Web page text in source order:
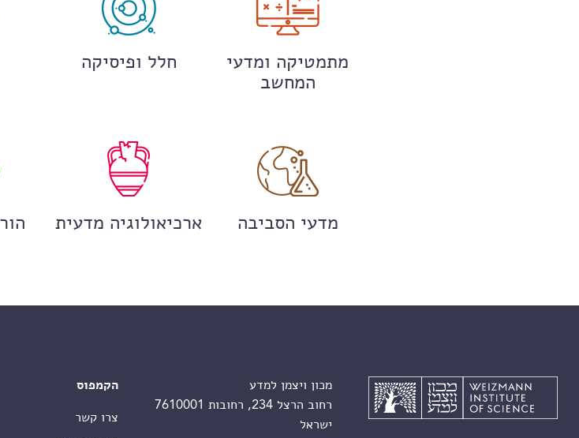
מתמטיקה ומדעי
המחשב
חלל ופיסיקה
מדעי הסביבה ארכיאולוגיה מדעית
מכון ויצמן למדע
רחוב הרצל 234, רחובות 7610001
ישראל
הקמפוס
צרו קשר